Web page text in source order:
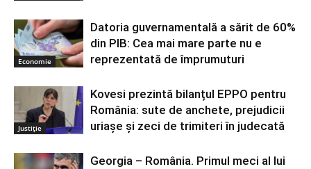
Economie
Datoria guvernamentală a sărit de 60%
din PIB: Cea mai mare parte nu e
reprezentată de împrumuturi
Justiție
Kovesi prezintă bilanțul EPPO pentru
România: sute de anchete, prejudicii
uriașe și zeci de trimiteri în judecată
Georgia – România. Primul meci al lui